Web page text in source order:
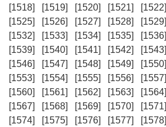
[1518]
[1519] [1520] [1521] [1522]
[1525]
[1526] [1527] [1528] [1529]
[1532]
[1533] [1534] [1535] [1536]
[1539]
[1540] [1541] [1542] [1543]
[1546]
[1547] [1548] [1549] [1550]
[1553]
[1554] [1555] [1556] [1557]
[1560]
[1561] [1562] [1563] [1564]
[1567]
[1568] [1569] [1570] [1571]
[1574]
[1575] [1576] [1577] [1578]